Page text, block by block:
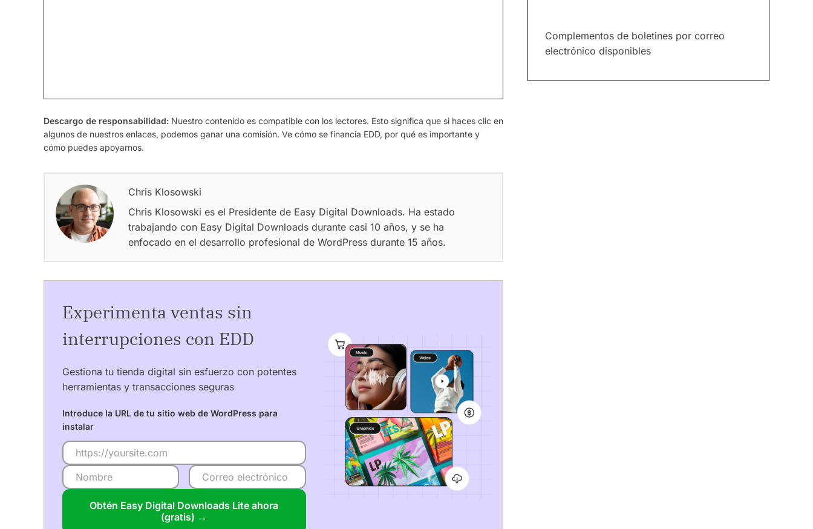
Complementos de boletines por correo
electrónico disponibles
Descargo de responsabilidad: Nuestro contenido es compatible con los lectores. Esto significa que si haces clic en
algunos de nuestros enlaces, podemos ganar una comisión. Ve cómo se financia EDD, por qué es importante y
cómo puedes apoyarnos.
Chris Klosowski
Chris Klosowski es el Presidente de Easy Digital Downloads. Ha estado
trabajando con Easy Digital Downloads durante casi 10 años, y se ha
enfocado en el desarrollo profesional de WordPress durante 15 años.
Experimenta ventas sin
interrupciones con EDD
Gestiona tu tienda digital sin esfuerzo con potentes
herramientas y transacciones seguras
Introduce la URL de tu sitio web de WordPress para
instalar
Obtén Easy Digital Downloads Lite ahora
(gratis) →